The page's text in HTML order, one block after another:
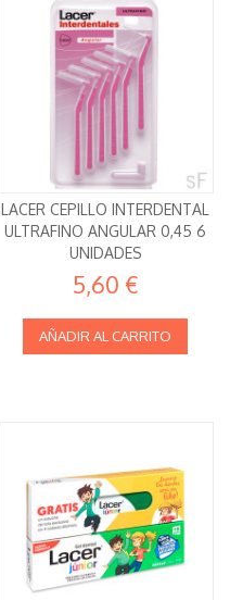
LACER CEPILLO INTERDENTAL
ULTRAFINO ANGULAR 0,45 6
UNIDADES
5,60 €
AÑADIR AL CARRITO